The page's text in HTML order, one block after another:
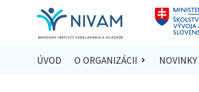
ÚVOD O ORGANIZÁCII NOVINKY